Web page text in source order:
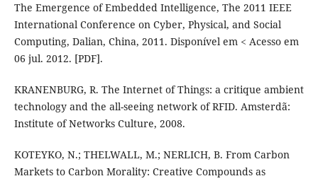
The Emergence of Embedded Intelligence, The 2011 IEEE
International Conference on Cyber, Physical, and Social
Computing, Dalian, China, 2011. Disponível em < Acesso em
06 jul. 2012. [PDF].
KRANENBURG, R. The Internet of Things: a critique ambient
technology and the all-seeing network of RFID. Amsterdã:
Institute of Networks Culture, 2008.
KOTEYKO, N.; THELWALL, M.; NERLICH, B. From Carbon
Markets to Carbon Morality: Creative Compounds as